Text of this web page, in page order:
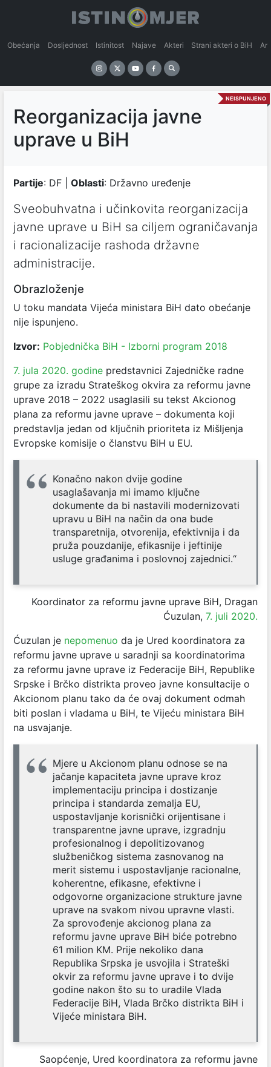
Obećanja Dosljednost Istinitost Najave Akteri Strani akteri o BiH
NEISPUNJENO
Reorganizacija javne
uprave u BiH
Partije: DF | Oblasti: Državno uređenje
Sveobuhvatna i učinkovita reorganizacija
javne uprave u BiH sa ciljem ograničavanja
i racionalizacije rashoda državne
administracije.
Obrazloženje
U toku mandata Vijeća ministara BiH dato obećanje
nije ispunjeno.
Izvor: Pobjednička BiH - Izborni program 2018
7. jula 2020. godine predstavnici Zajedničke radne
grupe za izradu Strateškog okvira za reformu javne
uprave 2018 – 2022 usaglasili su tekst Akcionog
plana za reformu javne uprave – dokumenta koji
predstavlja jedan od ključnih prioriteta iz Mišljenja
Evropske komisije o članstvu BiH u EU.
Konačno nakon dvije godine
usaglašavanja mi imamo ključne
dokumente da bi nastavili modernizovati
upravu u BiH na način da ona bude
transparetnija, otvorenija, efektivnija i da
pruža pouzdanije, efikasnije i jeftinije
usluge građanima i poslovnoj zajednici.“
Koordinator za reformu javne uprave BiH, Dragan
Ćuzulan, 7. juli 2020.
Ćuzulan je nepomenuo da je Ured koordinatora za
reformu javne uprave u saradnji sa koordinatorima
za reformu javne uprave iz Federacije BiH, Republike
Srpske i Brčko distrikta proveo javne konsultacije o
Akcionom planu tako da će ovaj dokument odmah
biti poslan i vladama u BiH, te Vijeću ministara BiH
na usvajanje.
Mjere u Akcionom planu odnose se na
jačanje kapaciteta javne uprave kroz
implementaciju principa i dostizanje
principa i standarda zemalja EU,
uspostavljanje korisnički orijentisane i
transparentne javne uprave, izgradnju
profesionalnog i depolitizovanog
službeničkog sistema zasnovanog na
merit sistemu i uspostavljanje racionalne,
koherentne, efikasne, efektivne i
odgovorne organizacione strukture javne
uprave na svakom nivou upravne vlasti.
Za sprovođenje akcionog plana za
reformu javne uprave BiH biće potrebno
61 milion KM. Prije nekoliko dana
Republika Srpska je usvojila i Strateški
okvir za reformu javne uprave i to dvije
godine nakon što su to uradile Vlada
Federacije BiH, Vlada Brčko distrikta BiH i
Vijeće ministara BiH.
Saopćenje, Ured koordinatora za reformu javne